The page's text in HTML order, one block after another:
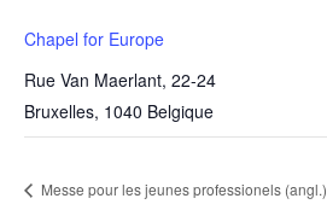
Chapel for Europe
Rue Van Maerlant, 22-24
Bruxelles, 1040 Belgique
Messe pour les jeunes professionels (angl.)